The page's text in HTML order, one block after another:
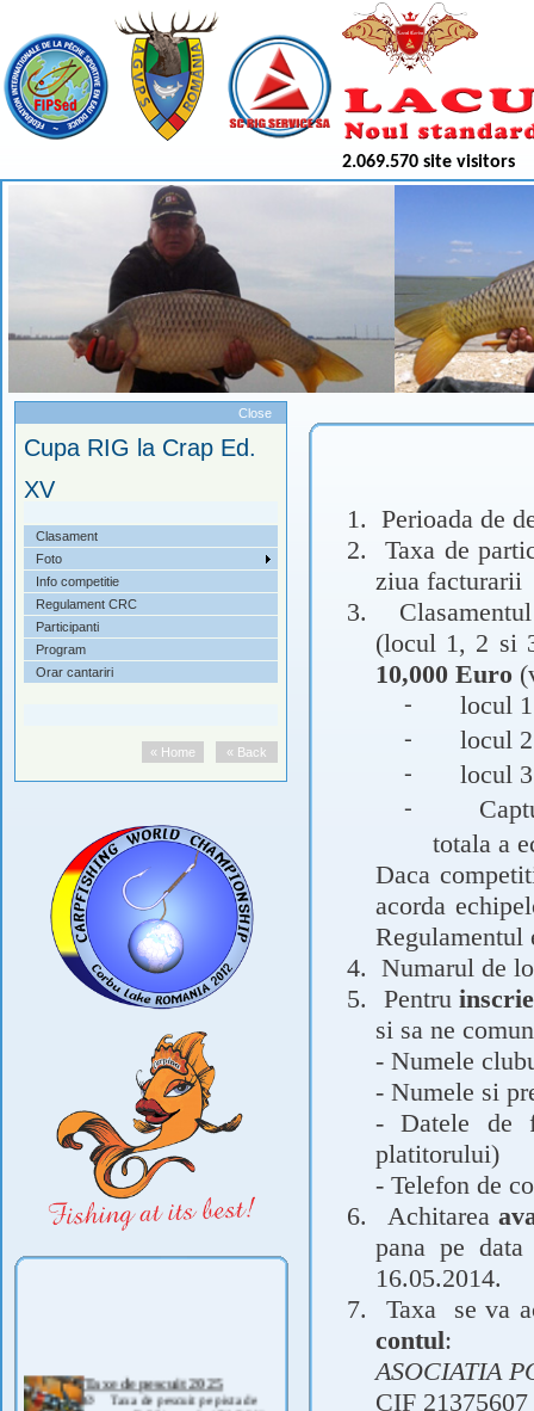
2.069.570 site visitors
Close
Cupa RIG la Crap Ed.
XV
Clasament
Foto
Info competitie
Regulament CRC
Participanti
Program
Orar cantariri
« Back
« Home
Taxe de pescuit 2025
Ø Taxa de pescuit pe pista de
concurs (EC 2) este de 170 RON
1. Perioada de
2.
Taxa de
ziua facturarii
3.
(locul 1, 2 si
10,000 Euro
- locul
- locul
- locul
-
totala a
Daca
acorda
Regulamentul
4. Numarul de
5.
Pentru
si sa ne
- Numele
- Numele si
- Datele de
platitorului)
- Telefon de
6.
Achitarea
pana pe
16.05.2014.
7.
Taxa
se va
contul:
ASOCIATIA
CIF 21375607